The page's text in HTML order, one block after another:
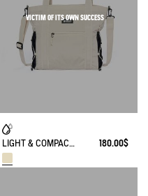
VICTIM OF ITS OWN SUCCESS
LIGHT & COMPACT - 2 WAYS TOTE BAG (15L) 180.00$